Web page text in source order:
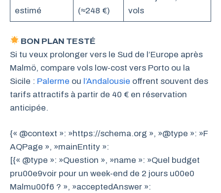
estimé
(≈248 €)
vols
BON PLAN TESTÉ
Si tu veux prolonger vers le Sud de l’Europe après
Malmö, compare vols low-cost vers Porto ou la
Sicile : Palerme ou l’Andalousie offrent souvent des
tarifs attractifs à partir de 40 € en réservation
anticipée.
{« @context »: »https://schema.org », »@type »: »F
AQPage », »mainEntity »:
[{« @type »: »Question », »name »: »Quel budget
pru00e9voir pour un week-end de 2 jours u00e0
Malmu00f6 ? », »acceptedAnswer »: